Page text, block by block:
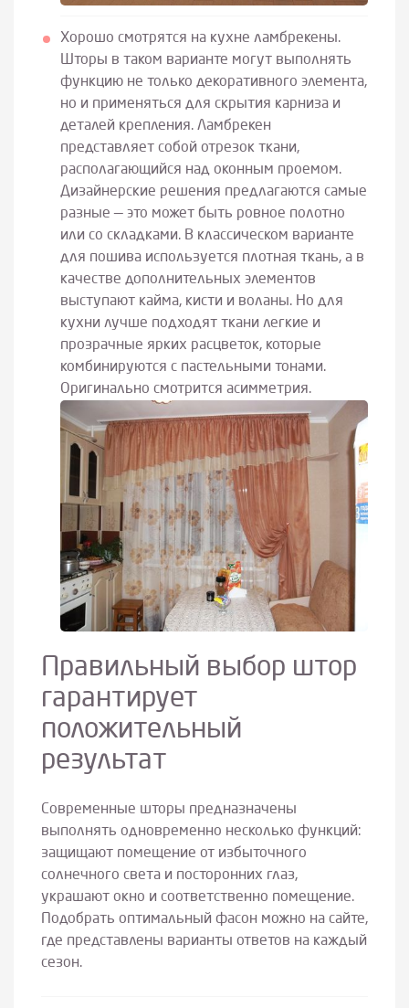
Хорошо смотрятся на кухне ламбрекены.
Шторы в таком варианте могут выполнять
функцию не только декоративного элемента,
но и применяться для скрытия карниза и
деталей крепления. Ламбрекен
представляет собой отрезок ткани,
располагающийся над оконным проемом.
Дизайнерские решения предлагаются самые
разные — это может быть ровное полотно
или со складками. В классическом варианте
для пошива используется плотная ткань, а в
качестве дополнительных элементов
выступают кайма, кисти и воланы. Но для
кухни лучше подходят ткани легкие и
прозрачные ярких расцветок, которые
комбинируются с пастельными тонами.
Оригинально смотрится асимметрия.
Правильный выбор штор
гарантирует
положительный
результат
Современные шторы предназначены
выполнять одновременно несколько функций:
защищают помещение от избыточного
солнечного света и посторонних глаз,
украшают окно и соответственно помещение.
Подобрать оптимальный фасон можно на сайте,
где представлены варианты ответов на каждый
сезон.